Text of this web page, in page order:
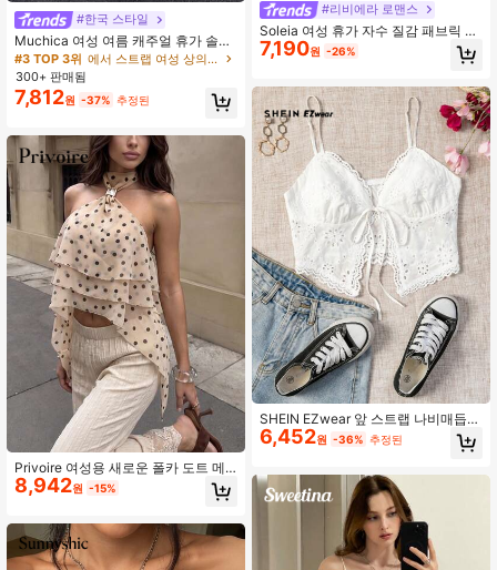
#한국 스타일
Muchica 여성 여름 캐주얼 휴가 솔리
드 컬러 자카드 스위트하트 넥 러치 드
로스트링 베이비돌 탑
#3 TOP 3위
에서 스트랩 여성 상의, 블라우스 & 티
300+ 판매됨
7,812원 -37% 추정된
Privoire 여성용 새로운 폴카 도트 메
탈 버클 장식 멀티 레이어 러플 우아한
블라우스
8,942원 -15%
#리비에라 로맨스
Soleia 여성 휴가 자수 질감 패브릭 레
이스 트림 탑, 캐주얼, 데이트, 발렌타
인 데이, 애프터눈 티, 해변, 크루즈, 도
악 축제, 히피, 서부, 내부 또는 외부 착
용 가능, 모든 계절에 적합, 데일리 출
근 도트 탑 귀여운 여름 탑 도트 페플
럼 탑 발렌타인 데이
7,190원 -26%
SHEIN EZwear 앞 스트랩 나비매듭
리본 메쉬 자수 캐미탑
6,452원 -36% 추정된